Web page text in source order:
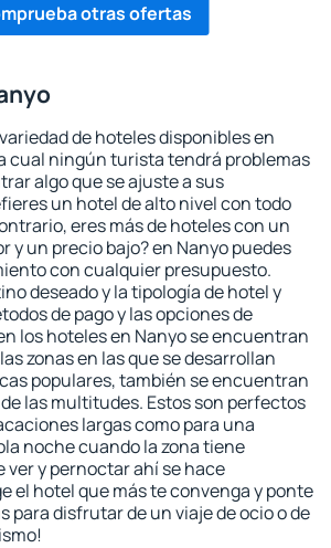
otras ofertas
de hoteles disponibles en
cual ningún turista tendrá problemas
algo que se ajuste a sus
un hotel de alto nivel con todo
eres más de hoteles con un
y un precio bajo? en Nanyo puedes
con cualquier presupuesto.
deseado y la tipología de hotel y
de pago y las opciones de
los hoteles en Nanyo se encuentran
zonas en las que se desarrollan
populares, también se encuentran
las multitudes. Estos son perfectos
largas como para una
noche cuando la zona tiene
ver y pernoctar ahí se hace
el hotel que más te convenga y ponte
para disfrutar de un viaje de ocio o de